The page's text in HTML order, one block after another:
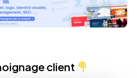
client